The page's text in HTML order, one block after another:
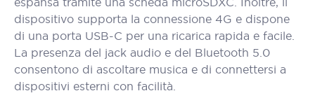
dispositivo supporta la connessione 4G e dispone
di una porta USB-C per una ricarica rapida e facile.
La presenza del jack audio e del Bluetooth 5.0
consentono di ascoltare musica e di connettersi a
dispositivi esterni con facilità.